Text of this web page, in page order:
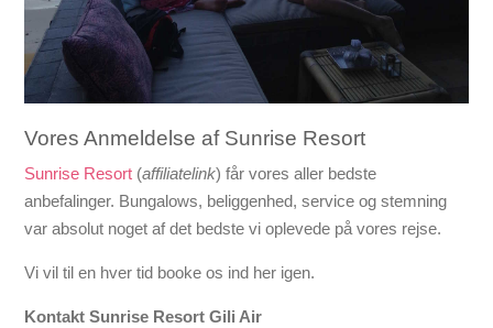
Vores Anmeldelse af Sunrise Resort
Sunrise Resort (affiliatelink) får vores aller bedste
anbefalinger. Bungalows, beliggenhed, service og stemning
var absolut noget af det bedste vi oplevede på vores rejse.
Vi vil til en hver tid booke os ind her igen.
Kontakt Sunrise Resort Gili Air